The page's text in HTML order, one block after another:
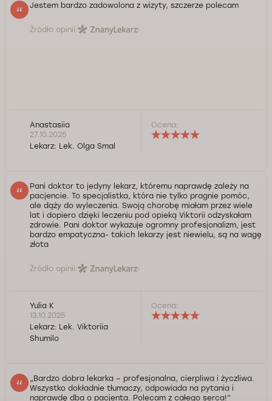
Jestem bardzo zadowolona z wizyty, szczerze polecam
Źródło opinii:
Anastasiia
27.10.2025
Lekarz: Lek. Olga Smal
Ocena:
Pani doktor to jedyny lekarz, któremu naprawdę zależy na
pacjencie. To specjalistka, która nie tylko pragnie pomóc,
ale dąży do wyleczenia. Swoją chorobę miałam przez wiele
lat i dopiero dzięki leczeniu pod opieką Viktorii odzyskałam
zdrowie. Pani doktor wykazuje ogromny profesjonalizm, jest
bardzo empatyczna- takich lekarzy jest niewielu, są na wagę
złota
Źródło opinii:
Yulia K
13.10.2025
Lekarz: Lek. Viktoriia
Shumilo
Ocena:
„Bardzo dobra lekarka – profesjonalna, cierpliwa i życzliwa.
Wszystko dokładnie tłumaczy, odpowiada na pytania i
naprawdę dba o pacjenta. Polecam z całego serca!”